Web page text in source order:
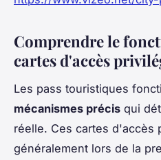
Comprendre le
cartes d'accès
Les pass touristiques
mécanismes précis qui
réelle. Ces cartes d'accès
généralement lors de la